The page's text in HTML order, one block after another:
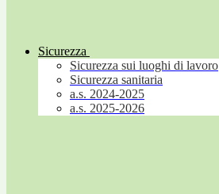
Sicurezza
Sicurezza sui luoghi di lavoro
Sicurezza sanitaria
a.s. 2024-2025
a.s. 2025-2026